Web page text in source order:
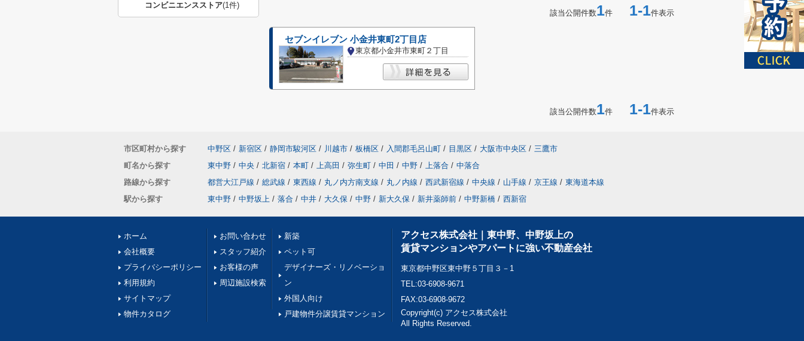
該当公開件数1件 1-1件表示
セブンイレブン 小金井東町2丁目店
東京都小金井市東町２丁目
該当公開件数1件 1-1件表示
コンビニエンスストア(1件)
市区町村から探す 中野区 / 新宿区 / 静岡市駿河区 / 川越市 / 板橋区 / 入間郡毛呂山町 / 目黒区 / 大阪市中央区 / 三鷹市
町名から探す
東中野 / 中央 / 北新宿 / 本町 / 上高田 / 弥生町 / 中田 / 中野 / 上落合 / 中落合
路線から探す
都営大江戸線 / 総武線 / 東西線 / 丸ノ内方南支線 / 丸ノ内線 / 西武新宿線 / 中央線 / 山手線 / 京王線 / 東海道本線
駅から探す
東中野 / 中野坂上 / 落合 / 中井 / 大久保 / 中野 / 新大久保 / 新井薬師前 / 中野新橋 / 西新宿
ホーム
会社概要
プライバシーポリシー
利用規約
サイトマップ
物件カタログ
お問い合わせ
スタッフ紹介
お客様の声
周辺施設検索
新築
ペット可
デザイナーズ・リノベーショ
ン
外国人向け
戸建物件分譲賃貸マンション
アクセス株式会社｜東中野、中野坂上の
賃貸マンションやアパートに強い不動産会社
東京都中野区東中野５丁目３－1
TEL:03-6908-9671
FAX:03-6908-9672
Copyright(c) アクセス株式会社
All Rights Reserved.